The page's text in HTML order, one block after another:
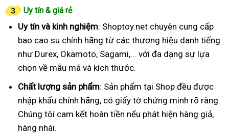
Uy tín & giá rẻ
Uy tín và kinh nghiệm: Shoptoy.net chuyên cung cấp
bao cao su chính hãng từ các thương hiệu danh tiếng
như Durex, Okamoto, Sagami,... với đa dạng sự lựa
chọn về mẫu mã và kích thước.
Chất lượng sản phẩm: Sản phẩm tại Shop đều được
nhập khẩu chính hãng, có giấy tờ chứng minh rõ ràng.
Chúng tôi cam kết hoàn tiền nếu phát hiện hàng giả,
hàng nhái.